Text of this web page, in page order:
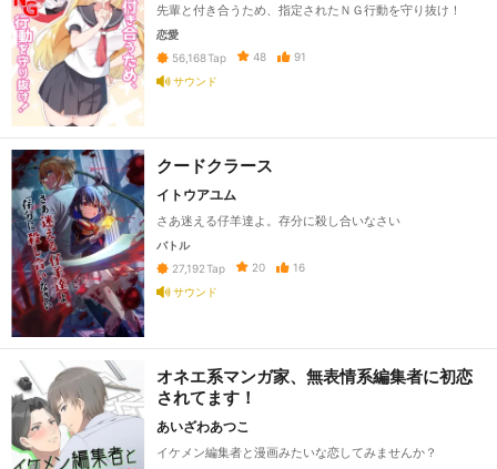
先輩と付き合うため、指定されたＮＧ行動を守り抜け！
恋愛
56,168Tap 48
91
サウンド
クードクラース
イトウアユム
さあ迷える仔羊達よ。存分に殺し合いなさい
バトル
27,192 Tap 20
16
サウンド
オネエ系マンガ家、無表情系編集者に初恋
されてます！
あいざわあつこ
イケメン編集者と漫画みたいな恋してみませんか？